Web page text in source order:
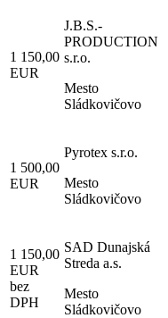
1 150,00
EUR
J.B.S.-
PRODUCTION
s.r.o.
Mesto
Sládkovičovo
1 500,00
EUR
Pyrotex s.r.o.
Mesto
Sládkovičovo
1 150,00
EUR
bez
DPH
SAD Dunajská
Streda a.s.
Mesto
Sládkovičovo